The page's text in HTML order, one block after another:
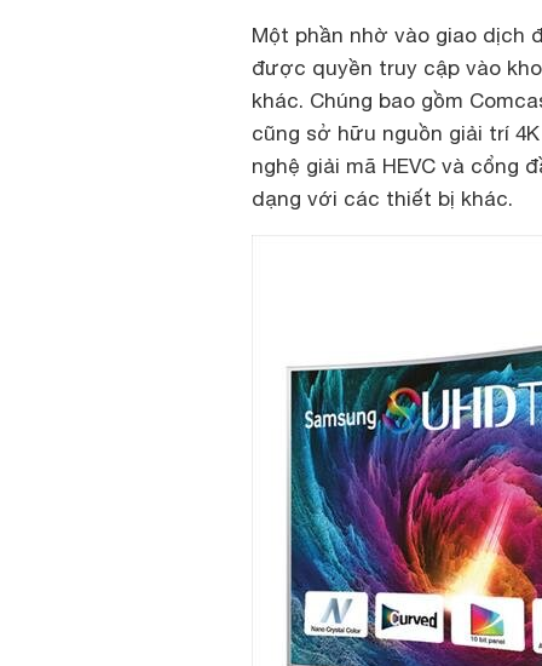
Một phần nhờ vào giao dịch
được quyền truy cập vào
khác. Chúng bao gồm
cũng sở hữu nguồn giải trí
nghệ giải mã HEVC và cổng
dạng với các thiết bị khác.